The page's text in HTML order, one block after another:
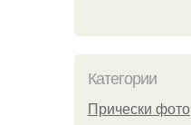
Категории
Прически фото